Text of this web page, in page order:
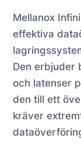
Mellanox
effektiva
Den erbjuder
och latenser
den till ett
kräver